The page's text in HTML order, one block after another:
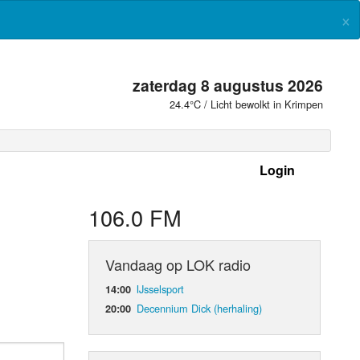
×
zaterdag 8 augustus 2026
24.4°C / Licht bewolkt in Krimpen
Login
106.0 FM
Vandaag op LOK radio
14:00 IJsselsport
20:00 Decennium Dick (herhaling)